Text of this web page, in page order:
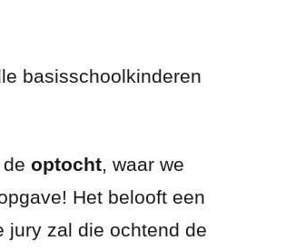
basisschoolkinderen
optocht, waar we
Het belooft een
jury zal die ochtend de